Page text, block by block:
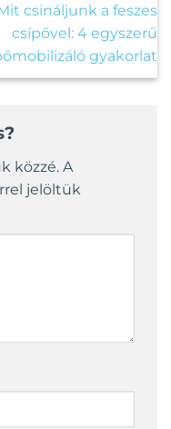
csináljunk a feszes
csípővel: 4 egyszerű
gyakorlat
közzé. A
jelöltük